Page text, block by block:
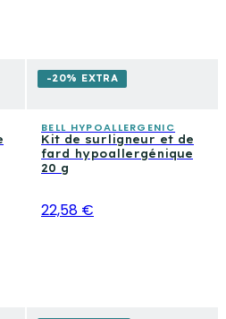
-20% EXTRA
BELL HYPOALLERGENIC
Kit de surligneur et de
fard hypoallergénique
20 g
22,58 €